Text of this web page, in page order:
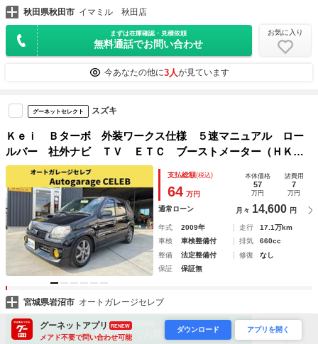
秋田県秋田市 イマミル 秋田店
まずは在庫確認・見積依頼
無料通話でお問い合わせ
お気に入り
今あなたの他に3人が見ています
グーネットセレクト スズキ
Ｋｅｉ Ｂターボ 外装ワークス仕様 ５速マニュアル ロー
ルバー 社外ナビ ＴＶ ＥＴＣ ブーストメーター（ＨＫ
Ｓ） パワーメーター（ブリッツ） 車高調（Ｆ）２ＷＤ
支払総額(税込)
64 万円
本体価格
57
万円
諸費用
7
万円
通常ローン 月々 14,600 円
年式 2009年 走行
17.1万km
車検
車検整備付 排気
660cc
整備
法定整備付 修復
なし
保証
保証無
宮城県岩沼市 オートガレージセレブ
まずは在庫確認・見積依頼
無料通話でお問い合わせ
お気に入り
グーネットアプリ RENEW
メアド不要で問い合わせ可能
ダウンロード アプリを開く